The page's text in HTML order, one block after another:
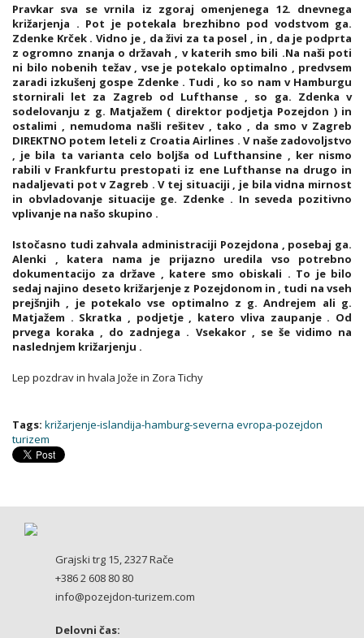
Pravkar sva se vrnila iz zgoraj omenjenega 12. dnevnega
križarjenja . Pot je potekala brezhibno pod vodstvom ga.
Zdenke Krček . Vidno je , da živi za ta posel , in , da je podprta
z ogromno znanja o državah , v katerih smo bili .Na naši poti
ni bilo nobenih težav , vse je potekalo optimalno , predvsem
zaradi izkušenj gospe Zdenke . Tudi , ko so nam v Hamburgu
stornirali let za Zagreb od Lufthanse , so ga. Zdenka v
sodelovanju z g. Matjažem ( direktor podjetja Pozejdon ) in
ostalimi , nemudoma našli rešitev , tako , da smo v Zagreb
DIREKTNO potem leteli z Croatia Airlines . V naše zadovoljstvo
, je bila ta varianta celo boljša od Lufthansine , ker nismo
rabili v Frankfurtu prestopati iz ene Lufthanse na drugo in
nadaljevati pot v Zagreb . V tej situaciji , je bila vidna mirnost
in obvladovanje situacije ge. Zdenke . In seveda pozitivno
vplivanje na našo skupino .
Istočasno tudi zahvala administraciji Pozejdona , posebaj ga.
Alenki , katera nama je prijazno uredila vso potrebno
dokumentacijo za države , katere smo obiskali . To je bilo
sedaj najino deseto križarjenje z Pozejdonom in , tudi na vseh
prejšnjih , je potekalo vse optimalno z g. Andrejem ali g.
Matjažem . Skratka , podjetje , katero vliva zaupanje . Od
prvega koraka , do zadnjega . Vsekakor , se še vidimo na
naslednjem križarjenju .
Lep pozdrav in hvala Jože in Zora Tichy
Tags: križarjenje-islandija-hamburg-severna evropa-pozejdon
turizem
Grajski trg 15, 2327 Rače
+386 2 608 80 80
info@pozejdon-turizem.com
Delovni čas: